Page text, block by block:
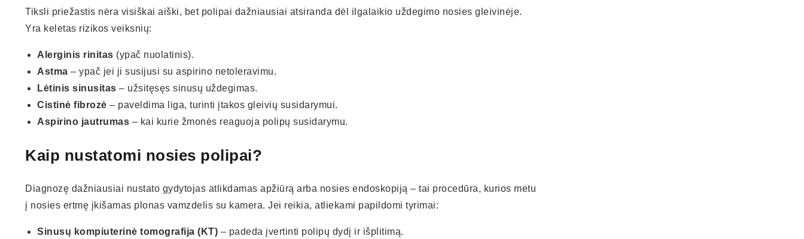
Tiksli priežastis nėra visiškai aiški, bet polipai dažniausiai atsiranda dėl ilgalaikio uždegimo nosies gleivinėje.
Yra keletas rizikos veiksnių:
Alerginis rinitas (ypač nuolatinis).
Astma – ypač jei ji susijusi su aspirino netoleravimu.
Lėtinis sinusitas – užsitęsęs sinusų uždegimas.
Cistinė fibrozė – paveldima liga, turinti įtakos gleivių susidarymui.
Aspirino jautrumas – kai kurie žmonės reaguoja polipų susidarymu.
Kaip nustatomi nosies polipai?
Diagnozę dažniausiai nustato gydytojas atlikdamas apžiūrą arba nosies endoskopiją – tai procedūra, kurios metu
į nosies ertmę įkišamas plonas vamzdelis su kamera. Jei reikia, atliekami papildomi tyrimai:
Sinusų kompiuterinė tomografija (KT) – padeda įvertinti polipų dydį ir išplitimą.